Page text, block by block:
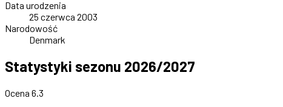
Data urodzenia
25 czerwca 2003
Narodowość
Denmark
Statystyki sezonu 2026/2027
Ocena 6.3